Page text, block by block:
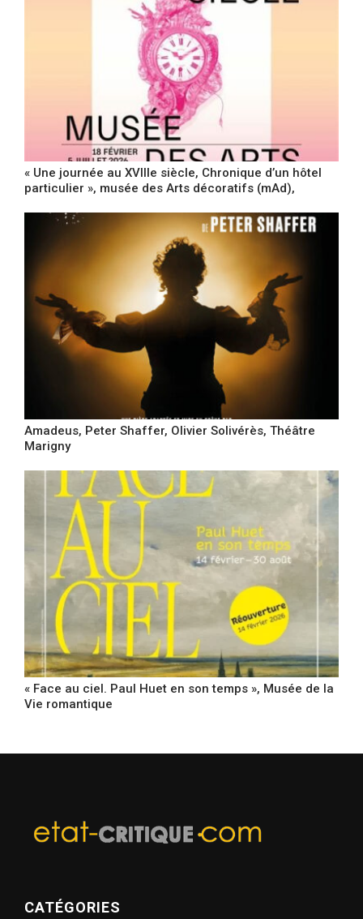
« Une journée au XVIIIe siècle, Chronique d’un hôtel
particulier », musée des Arts décoratifs (mAd),
Amadeus, Peter Shaffer, Olivier Solivérès, Théâtre
Marigny
« Face au ciel. Paul Huet en son temps », Musée de la
Vie romantique
CATÉGORIES